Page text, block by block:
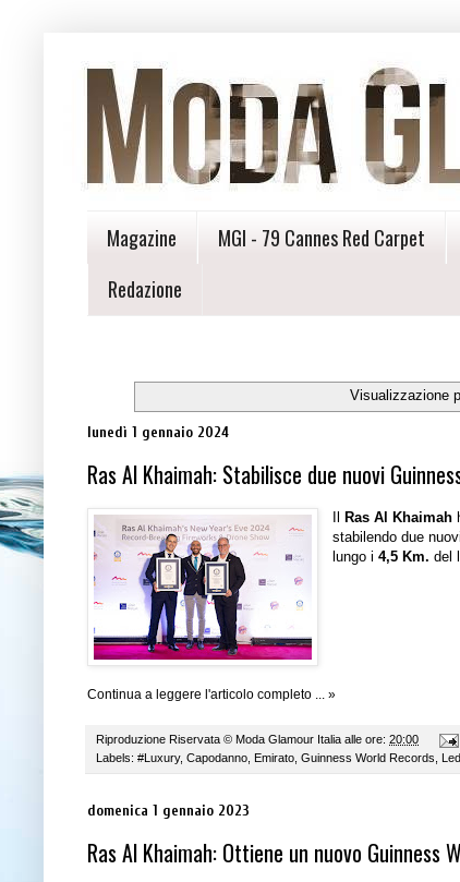
Magazine MGI - 79 Cannes Red Carpet
Redazione
Visualizzazione
lunedì 1 gennaio 2024
Ras Al Khaimah: Stabilisce due nuovi
Ras Al Khaimah
stabilendo due nuovi
lungo i 4,5 Km. del
Continua a leggere l'articolo completo ... »
Riproduzione Riservata © Moda Glamour Italia alle ore: 20:00
Labels: #Luxury, Capodanno Emirato Guinness World Records Led
domenica 1 gennaio 2023
Ras Al Khaimah: Ottiene un nuovo Guinness